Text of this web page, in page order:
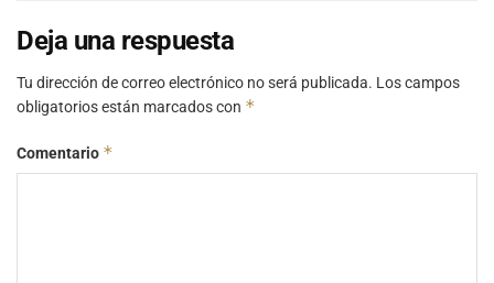
Deja una respuesta
Tu dirección de correo electrónico no será publicada. Los campos
obligatorios están marcados con *
Comentario *